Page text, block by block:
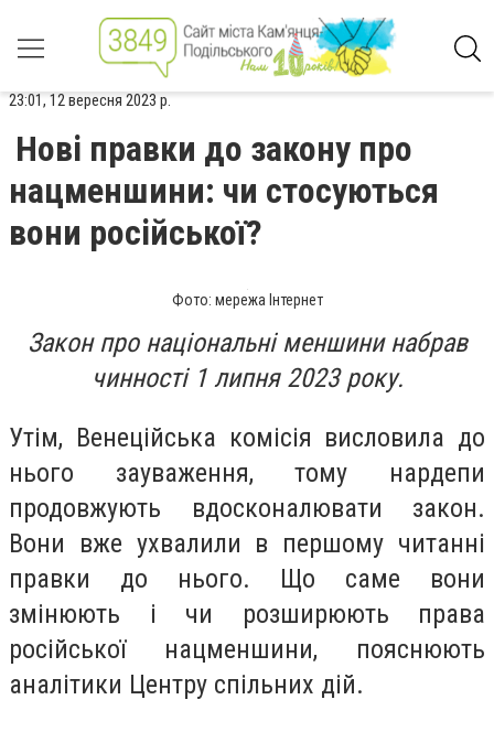
23:01, 12 вересня 2023 р.
Нові правки до закону про
нацменшини: чи стосуються
вони російської?
Фото: мережа Інтернет
Закон про національні меншини набрав
чинності 1 липня 2023 року.
Утім, Венеційська комісія висловила до
нього зауваження, тому нардепи
продовжують вдосконалювати закон.
Вони вже ухвалили в першому читанні
правки до нього. Що саме вони
змінюють і чи розширюють права
російської нацменшини, пояснюють
аналітики Центру спільних дій.